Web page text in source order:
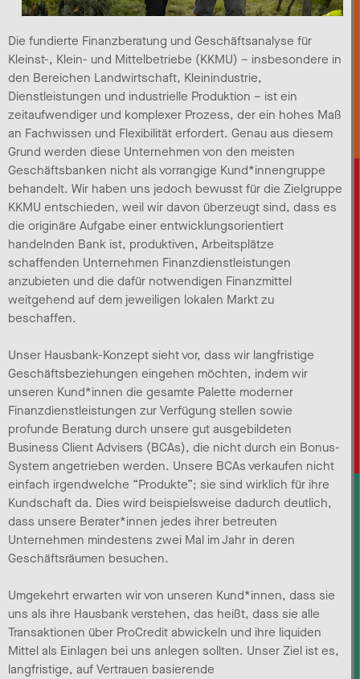
Die fundierte Finanzberatung und Geschäftsanalyse für
Kleinst-, Klein- und Mittelbetriebe (KKMU) – insbesondere in
den Bereichen Landwirtschaft, Kleinindustrie,
Dienstleistungen und industrielle Produktion – ist ein
zeitaufwendiger und komplexer Prozess, der ein hohes Maß
an Fachwissen und Flexibilität erfordert. Genau aus diesem
Grund werden diese Unternehmen von den meisten
Geschäftsbanken nicht als vorrangige Kund*innengruppe
behandelt. Wir haben uns jedoch bewusst für die Zielgruppe
KKMU entschieden, weil wir davon überzeugt sind, dass es
die originäre Aufgabe einer entwicklungsorientiert
handelnden Bank ist, produktiven, Arbeitsplätze
schaffenden Unternehmen Finanzdienstleistungen
anzubieten und die dafür notwendigen Finanzmittel
weitgehend auf dem jeweiligen lokalen Markt zu
beschaffen.
Unser Hausbank-Konzept sieht vor, dass wir langfristige
Geschäftsbeziehungen eingehen möchten, indem wir
unseren Kund*innen die gesamte Palette moderner
Finanzdienstleistungen zur Verfügung stellen sowie
profunde Beratung durch unsere gut ausgebildeten
Business Client Advisers (BCAs), die nicht durch ein Bonus-
System angetrieben werden. Unsere BCAs verkaufen nicht
einfach irgendwelche “Produkte”; sie sind wirklich für ihre
Kundschaft da. Dies wird beispielsweise dadurch deutlich,
dass unsere Berater*innen jedes ihrer betreuten
Unternehmen mindestens zwei Mal im Jahr in deren
Geschäftsräumen besuchen.
Umgekehrt erwarten wir von unseren Kund*innen, dass sie
uns als ihre Hausbank verstehen, das heißt, dass sie alle
Transaktionen über ProCredit abwickeln und ihre liquiden
Mittel als Einlagen bei uns anlegen sollten. Unser Ziel ist es,
langfristige, auf Vertrauen basierende